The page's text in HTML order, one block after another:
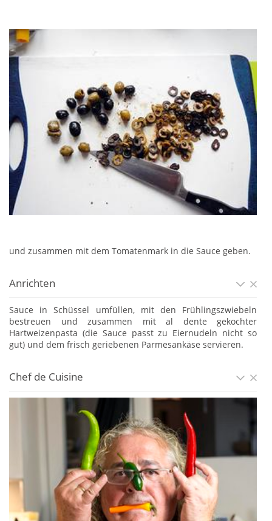
und zusammen mit dem Tomatenmark in die Sauce geben.
Anrichten
Sauce in Schüssel umfüllen, mit den Frühlingszwiebeln
bestreuen und zusammen mit al dente gekochter
Hartweizenpasta (die Sauce passt zu Eiernudeln nicht so
gut) und dem frisch geriebenen Parmesankäse servieren.
Chef de Cuisine